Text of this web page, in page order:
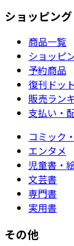
ショッピング
商品一覧
ショッピ
予約商品
復刊ドッ
販売ラン
支払い・
コミック
エンタメ
児童書・
文芸書
専門書
実用書
その他